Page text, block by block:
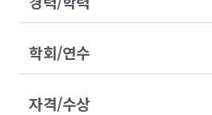
학회/연수
자격/수상